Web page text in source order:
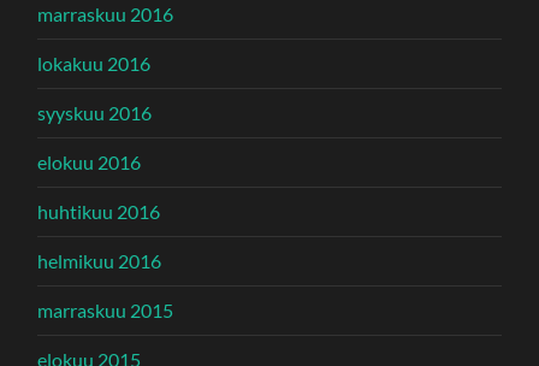
marraskuu 2016
lokakuu 2016
syyskuu 2016
elokuu 2016
huhtikuu 2016
helmikuu 2016
marraskuu 2015
elokuu 2015